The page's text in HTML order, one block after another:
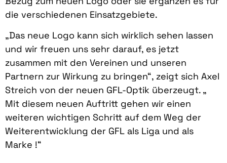
die verschiedenen Einsatzgebiete.
„Das neue Logo kann sich wirklich sehen lassen
und wir freuen uns sehr darauf, es jetzt
zusammen mit den Vereinen und unseren
Partnern zur Wirkung zu bringen“, zeigt sich Axel
Streich von der neuen GFL-Optik überzeugt. „
Mit diesem neuen Auftritt gehen wir einen
weiteren wichtigen Schritt auf dem Weg der
Weiterentwicklung der GFL als Liga und als
Marke !“